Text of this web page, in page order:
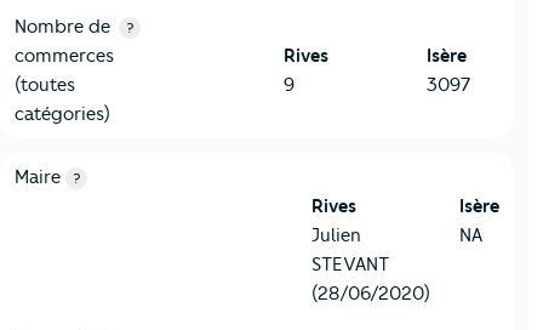
Nombre de
commerces
(toutes
catégories)
?
Rives
9
Isère
3097
6-Politique
Critères
Maire ?
Rives
Julien
STEVANT
(28/06/2020)
Isère
NA